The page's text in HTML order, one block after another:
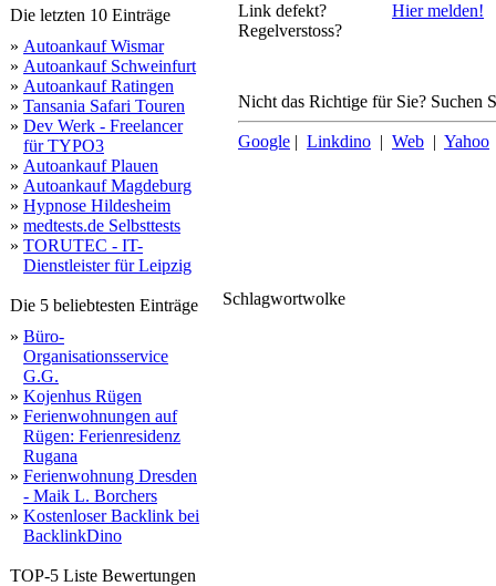
Die letzten 10 Einträge
» Autoankauf Wismar
» Autoankauf Schweinfurt
» Autoankauf Ratingen
» Tansania Safari Touren
» Dev Werk - Freelancer
für TYPO3
» Autoankauf Plauen
» Autoankauf Magdeburg
» Hypnose Hildesheim
» medtests.de Selbsttests
» TORUTEC - IT-
Dienstleister für Leipzig
Die 5 beliebtesten Einträge
» Büro-
Organisationsservice
G.G.
» Kojenhus Rügen
» Ferienwohnungen auf
Rügen: Ferienresidenz
Rugana
» Ferienwohnung Dresden
- Maik L. Borchers
» Kostenloser Backlink bei
BacklinkDino
TOP-5 Liste Bewertungen
Link defekt?
Regelverstoss?
Hier melden!
Nicht das Richtige für Sie? Suchen
Google | Linkdino | Web | Yahoo
Schlagwortwolke